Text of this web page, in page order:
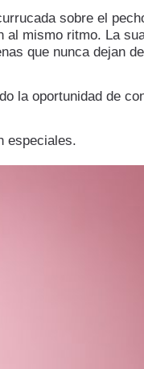
sobre el
mismo ritmo. La
que nunca dejan
la oportunidad de
especiales.